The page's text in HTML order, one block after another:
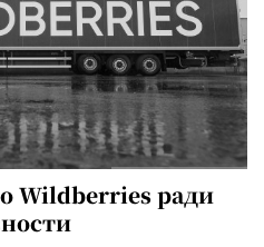
Wildberries ради